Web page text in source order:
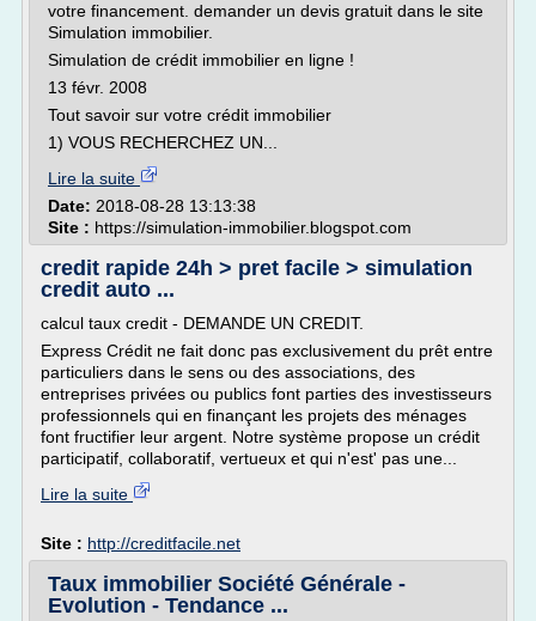
votre financement. demander un devis gratuit dans le site
Simulation immobilier.
Simulation de crédit immobilier en ligne !
13 févr. 2008
Tout savoir sur votre crédit immobilier
1) VOUS RECHERCHEZ UN...
Lire la suite
Date: 2018-08-28 13:13:38
Site : https://simulation-immobilier.blogspot.com
credit rapide 24h > pret facile > simulation
credit auto ...
calcul taux credit - DEMANDE UN CREDIT.
Express Crédit ne fait donc pas exclusivement du prêt entre
particuliers dans le sens ou des associations, des
entreprises privées ou publics font parties des investisseurs
professionnels qui en finançant les projets des ménages
font fructifier leur argent. Notre système propose un crédit
participatif, collaboratif, vertueux et qui n'est' pas une...
Lire la suite
Site : http://creditfacile.net
Taux immobilier Société Générale -
Evolution - Tendance ...